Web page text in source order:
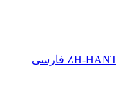
ZH- فارسی